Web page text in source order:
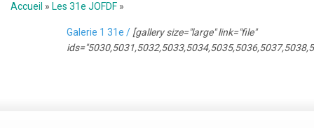
Accueil » Les 31e JOFDF »
Galerie 1 31e / [gallery size="large" link="file"